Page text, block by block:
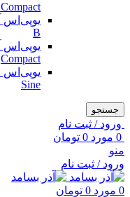
Compact باتری خارج مگامد
B
Compact
Sine
جستجو
ورود / ثبت نام
0 مورد 0 تومان
منو
ورود / ثبت نام
0 مورد 0 تومان